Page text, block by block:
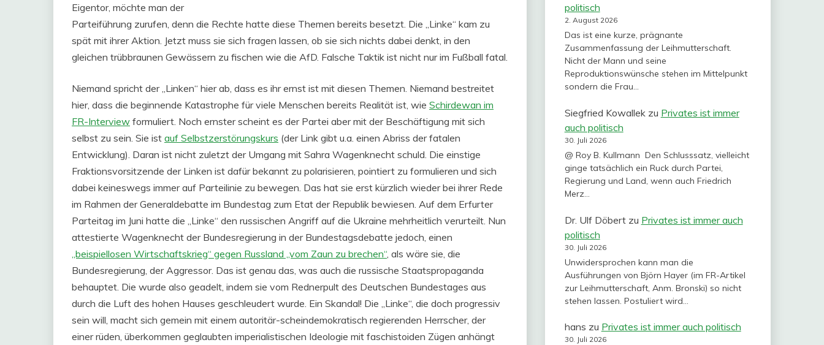
Eigentor, möchte man der
Parteiführung zurufen, denn die Rechte hatte diese Themen bereits besetzt. Die „Linke“ kam zu
spät mit ihrer Aktion. Jetzt muss sie sich fragen lassen, ob sie sich nichts dabei denkt, in den
gleichen trübbraunen Gewässern zu fischen wie die AfD. Falsche Taktik ist nicht nur im Fußball fatal.
Niemand spricht der „Linken“ hier ab, dass es ihr ernst ist mit diesen Themen. Niemand bestreitet
hier, dass die beginnende Katastrophe für viele Menschen bereits Realität ist, wie Schirdewan im
FR-Interview formuliert. Noch ernster scheint es der Partei aber mit der Beschäftigung mit sich
selbst zu sein. Sie ist auf Selbstzerstörungskurs (der Link gibt u.a. einen Abriss der fatalen
Entwicklung). Daran ist nicht zuletzt der Umgang mit Sahra Wagenknecht schuld. Die einstige
Fraktionsvorsitzende der Linken ist dafür bekannt zu polarisieren, pointiert zu formulieren und sich
dabei keineswegs immer auf Parteilinie zu bewegen. Das hat sie erst kürzlich wieder bei ihrer Rede
im Rahmen der Generaldebatte im Bundestag zum Etat der Republik bewiesen. Auf dem Erfurter
Parteitag im Juni hatte die „Linke“ den russischen Angriff auf die Ukraine mehrheitlich verurteilt. Nun
attestierte Wagenknecht der Bundesregierung in der Bundestagsdebatte jedoch, einen
„beispiellosen Wirtschaftskrieg“ gegen Russland „vom Zaun zu brechen“, als wäre sie, die
Bundesregierung, der Aggressor. Das ist genau das, was auch die russische Staatspropaganda
behauptet. Die wurde also geadelt, indem sie vom Rednerpult des Deutschen Bundestages aus
durch die Luft des hohen Hauses geschleudert wurde. Ein Skandal! Die „Linke“, die doch progressiv
sein will, macht sich gemein mit einem autoritär-scheindemokratisch regierenden Herrscher, der
einer rüden, überkommen geglaubten imperialistischen Ideologie mit faschistoiden Zügen anhängt
politisch
2. August 2026
Das ist eine kurze, prägnante
Zusammenfassung der Leihmutterschaft.
Nicht der Mann und seine
Reproduktionswünsche stehen im Mittelpunkt
sondern die Frau…
Siegfried Kowallekzu Privates ist immer
auch politisch
30. Juli 2026
@ Roy B. Kullmann Den Schlusssatz, vielleicht
ginge tatsächlich ein Ruck durch Partei,
Regierung und Land, wenn auch Friedrich
Merz…
Dr. Ulf Döbertzu Privates ist immer auch
politisch
30. Juli 2026
Unwidersprochen kann man die
Ausführungen von Björn Hayer (im FR-Artikel
zur Leihmutterschaft, Anm. Bronski) so nicht
stehen lassen. Postuliert wird…
hans zu Privates ist immer auch politisch
30. Juli 2026